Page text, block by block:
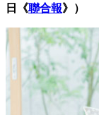
日《聯合報》）